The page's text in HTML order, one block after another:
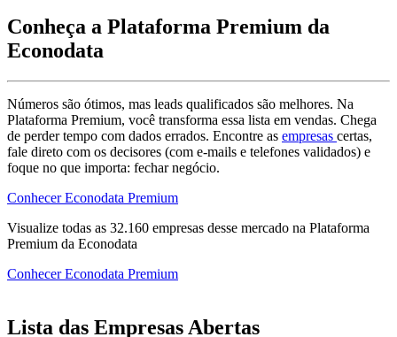
Conheça a Plataforma Premium da
Econodata
Números são ótimos, mas leads qualificados são melhores. Na
Plataforma Premium, você transforma essa lista em vendas. Chega
de perder tempo com dados errados. Encontre as empresas certas,
fale direto com os decisores (com e-mails e telefones validados) e
foque no que importa: fechar negócio.
Conhecer Econodata Premium
Visualize todas as 32.160 empresas desse mercado na Plataforma
Premium da Econodata
Conhecer Econodata Premium
Lista das Empresas Abertas